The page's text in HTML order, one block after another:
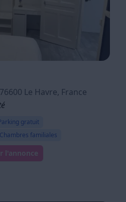
Le Havre, France
gratuit
Chambres familiales
Voir l'annonce